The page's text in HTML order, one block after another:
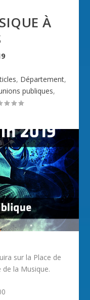
À
, Département,
publiques,
sur la Place de
de la Musique.